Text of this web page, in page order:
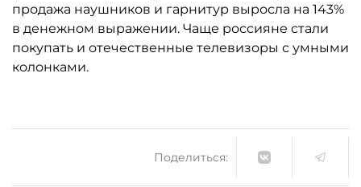
продажа наушников и гарнитур выросла на 143%
в денежном выражении. Чаще россияне стали
покупать и отечественные телевизоры с умными
колонками.
Поделиться: